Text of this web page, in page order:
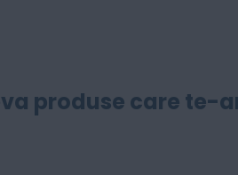
produse care te-